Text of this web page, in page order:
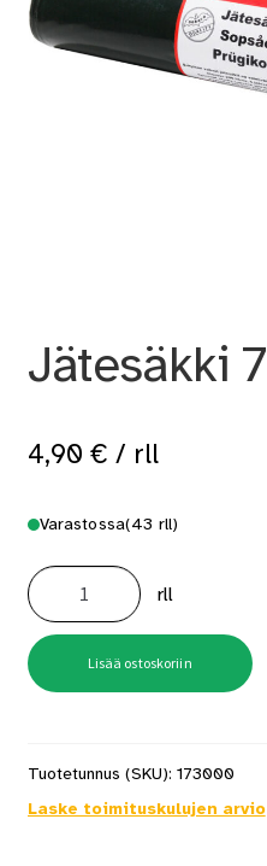
4,90 € / rll
Varastossa(43 rll)
Jätesäkki
75l
20kpl/rll
määrä
rll
Lisää ostoskoriin
Tuotetunnus (SKU): 173000
Laske toimituskulujen arvio